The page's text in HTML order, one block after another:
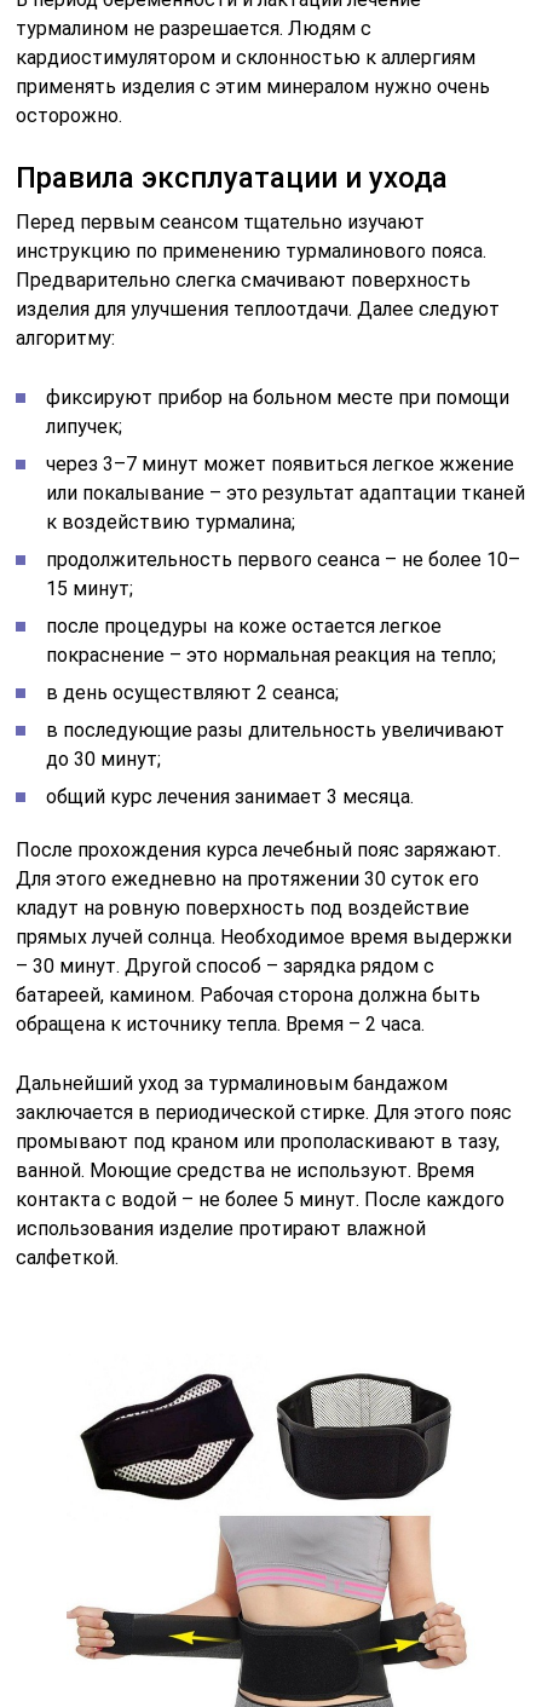
турмалином не разрешается. Людям с
кардиостимулятором и склонностью к аллергиям
применять изделия с этим минералом нужно очень
осторожно.
Правила эксплуатации и ухода
Перед первым сеансом тщательно изучают
инструкцию по применению турмалинового пояса.
Предварительно слегка смачивают поверхность
изделия для улучшения теплоотдачи. Далее следуют
алгоритму:
фиксируют прибор на больном месте при помощи
липучек;
через 3–7 минут может появиться легкое жжение
или покалывание – это результат адаптации тканей
к воздействию турмалина;
продолжительность первого сеанса – не более 10–
15 минут;
после процедуры на коже остается легкое
покраснение – это нормальная реакция на тепло;
в день осуществляют 2 сеанса;
в последующие разы длительность увеличивают
до 30 минут;
общий курс лечения занимает 3 месяца.
После прохождения курса лечебный пояс заряжают.
Для этого ежедневно на протяжении 30 суток его
кладут на ровную поверхность под воздействие
прямых лучей солнца. Необходимое время выдержки
– 30 минут. Другой способ – зарядка рядом с
батареей, камином. Рабочая сторона должна быть
обращена к источнику тепла. Время – 2 часа.
Дальнейший уход за турмалиновым бандажом
заключается в периодической стирке. Для этого пояс
промывают под краном или прополаскивают в тазу,
ванной. Моющие средства не используют. Время
контакта с водой – не более 5 минут. После каждого
использования изделие протирают влажной
салфеткой.